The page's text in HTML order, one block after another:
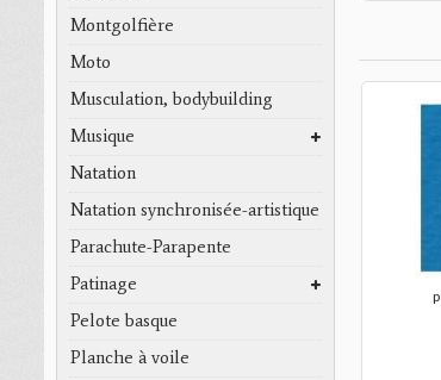
Montgolfière
Moto
Musculation, bodybuilding
Musique
Natation
Natation synchronisée-artistique
Parachute-Parapente
Patinage
Pelote basque
Planche à voile